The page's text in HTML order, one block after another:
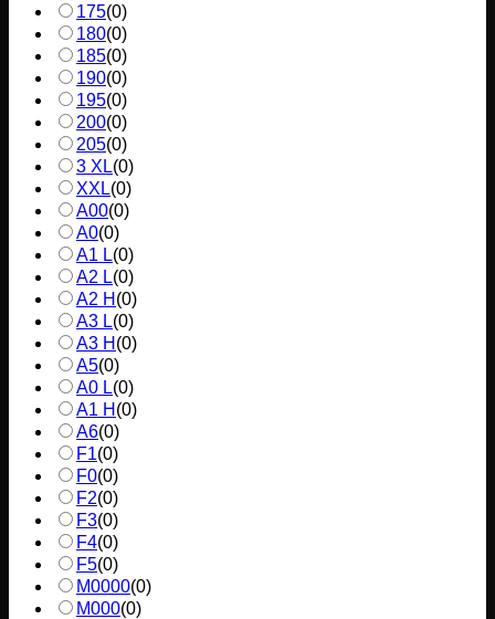
175(0)
180(0)
185(0)
190(0)
195(0)
200(0)
205(0)
3 XL(0)
XXL(0)
A00(0)
A0(0)
A1 L(0)
A2 L(0)
A2 H (0)
A3 L(0)
A3 H (0)
A5(0)
A0 L(0)
A1 H (0)
A6(0)
F1(0)
F0(0)
F2(0)
F3(0)
F4(0)
F5(0)
M0000(0)
M000(0)